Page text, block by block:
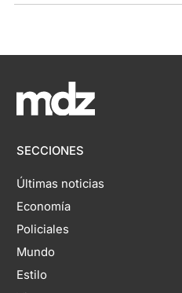
SECCIONES
Últimas noticias
Economía
Policiales
Mundo
Estilo